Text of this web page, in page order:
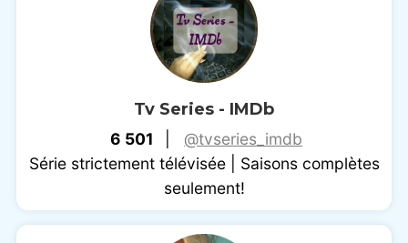
Tv Series - IMDb
6 501
@tvseries_imdb
Série strictement télévisée | Saisons complètes
seulement!